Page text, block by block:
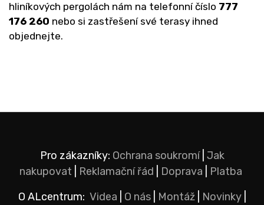
hliníkových pergolách nám na telefonní číslo 777
176 260 nebo si zastřešení své terasy ihned
objednejte.
Pro zákazníky: Ochrana soukromí| Jak
nakupovat
Reklamační řád Doprava
Platba
O ALcentrum: Videa O nás| Montáž| Novinky|